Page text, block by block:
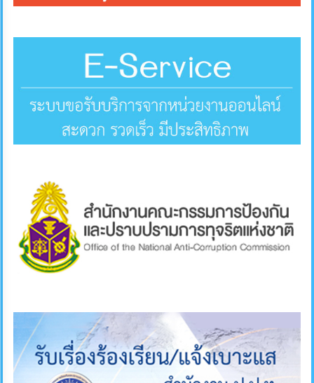
ป้องกัน
การ
ป้องกัน
การ
ทุจริต
มาตรการ
ป้องกัน
การ
ทุจริต